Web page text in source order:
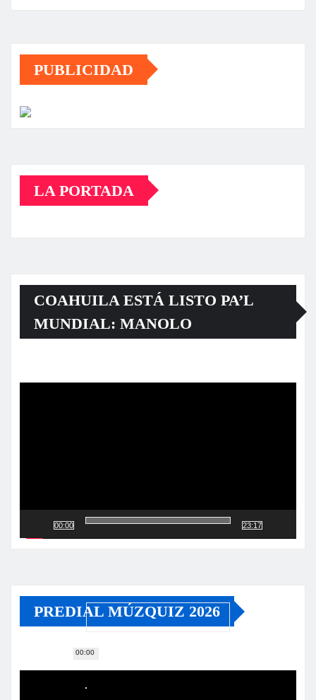
PUBLICIDAD
LA PORTADA
COAHUILA ESTÁ LISTO PA’L
MUNDIAL: MANOLO
00:00
00:00
23:17
PREDIAL MÚZQUIZ 2026
Reproductor